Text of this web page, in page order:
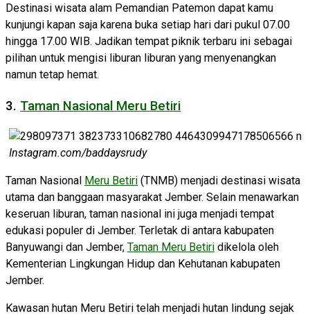
Destinasi wisata alam Pemandian Patemon dapat kamu
kunjungi kapan saja karena buka setiap hari dari pukul 07.00
hingga 17.00 WIB. Jadikan tempat piknik terbaru ini sebagai
pilihan untuk mengisi liburan liburan yang menyenangkan
namun tetap hemat.
3. Taman Nasional Meru Betiri
Instagram.com/baddaysrudy
Taman Nasional Meru Betiri (TNMB) menjadi destinasi wisata
utama dan banggaan masyarakat Jember. Selain menawarkan
keseruan liburan, taman nasional ini juga menjadi tempat
edukasi populer di Jember. Terletak di antara kabupaten
Banyuwangi dan Jember, Taman Meru Betiri dikelola oleh
Kementerian Lingkungan Hidup dan Kehutanan kabupaten
Jember.
Kawasan hutan Meru Betiri telah menjadi hutan lindung sejak